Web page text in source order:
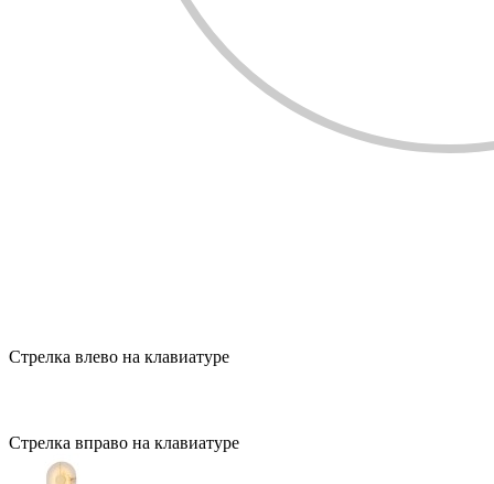
Стрелка влево на клавиатуре
Стрелка вправо на клавиатуре